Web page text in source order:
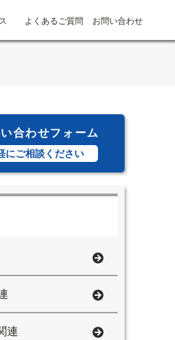
よくあるご質問 お問い合わせ
合わせフォーム
にご相談ください
連